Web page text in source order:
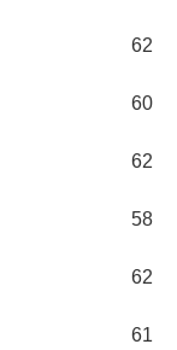
62
60
62
58
62
61